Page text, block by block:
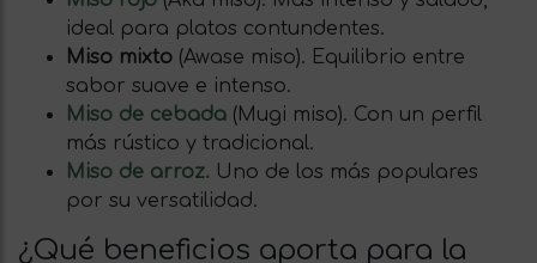
ideal para platos contundentes.
Miso mixto (Awase miso). Equilibrio entre
sabor suave e intenso.
Miso de cebada (Mugi miso). Con un perfil
más rústico y tradicional.
Miso de arroz. Uno de los más populares
por su versatilidad.
¿Qué beneficios aporta para la